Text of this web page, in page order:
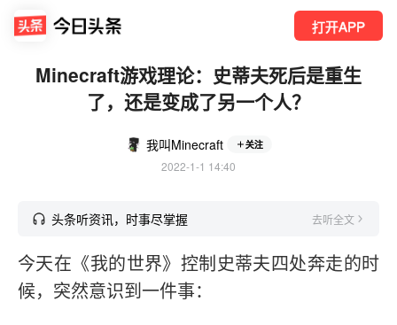
打开APP
Minecraft游戏理论：史蒂夫死后是重生
了，还是变成了另一个人？
我叫Minecraft 关注
2022-1-1 14:40
头条听资讯，时事尽掌握 去听全文
今天在《我的世界》控制史蒂夫四处奔走的时
候，突然意识到一件事：